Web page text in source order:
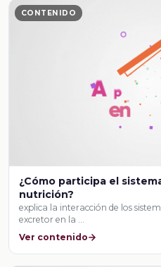
CONTENIDO
¿Cómo participa el
nutrición?
explica la interacción de los
excretor en la …
Ver contenido